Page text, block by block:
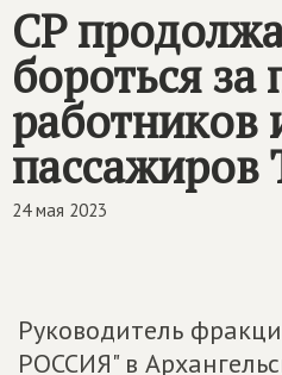
СР
бороться за
работников
пассажиров
24 мая 2023
Руководитель
РОССИЯ" в